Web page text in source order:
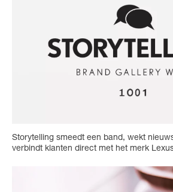
Storytelling smeedt een band, wekt
verbindt klanten direct met het merk